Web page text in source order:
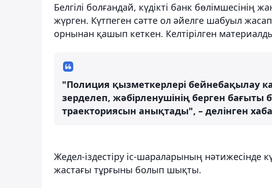
Белгілі болғандай, күдікті банк бөлімшесінің
жүрген. Күтпеген сәтте ол әйелге шабуыл
орнынан қашып кеткен. Келтірілген
"Полиция қызметкерлері бейнебақылау
зерделеп, жәбірленушінің берген бағыты
траекториясын анықтады", – делінген
Жедел-іздестіру іс-шараларының нәтижесінде
жастағы тұрғыны болып шықты.